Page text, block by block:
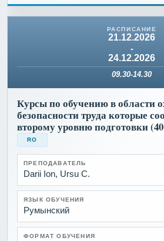
21.12.2026
-
24.12.2026
09.30-14.30
Курсы по обучению в области
безопасности труда которые
второму уровню подготовки
RO
ПРЕПОДАВАТЕЛЬ
Darii Ion, Ursu C.
ЯЗЫК ОБУЧЕНИЯ
Румынский
ФОРМАТ ОБУЧЕНИЯ